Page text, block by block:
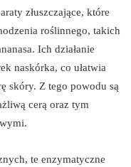
złuszczające, które
roślinnego, takich
Ich działanie
naskórka, co ułatwia
skóry. Z tego powodu są
cerą oraz tym
te enzymatyczne